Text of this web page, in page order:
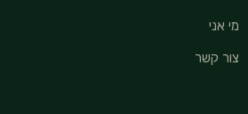
מי אני
צור קשר